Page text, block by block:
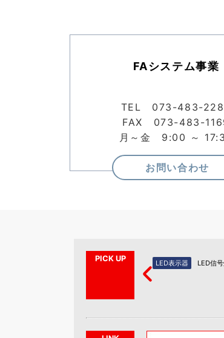
FAシステム事業
TEL 073-483-
FAX 073-483-
月～金 9:00 ～
お問い合わせ
PICK UP
LED信号灯_新型 LED表示器 LED信